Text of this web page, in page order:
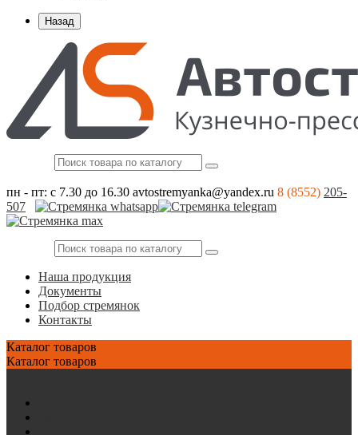
Назад
пн - пт: с 7.30 до 16.30 avtostremyanka@yandex.ru 8 (8552) 205-
507
Наша продукция
Документы
Подбор стремянок
Контакты
Каталог товаров
Каталог товаров